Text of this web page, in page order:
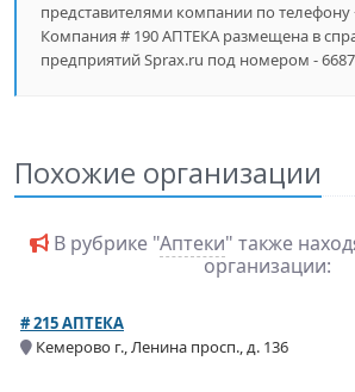
представителями компании по телефону
Компания # 190 АПТЕКА размещена в
предприятий Sprax.ru под номером -
Похожие организации
В рубрике "Аптеки" также
организации:
# 215 АПТЕКА
Кемерово г., Ленина просп., д. 136